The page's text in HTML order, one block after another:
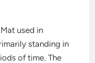
used in
standing in
of time. The